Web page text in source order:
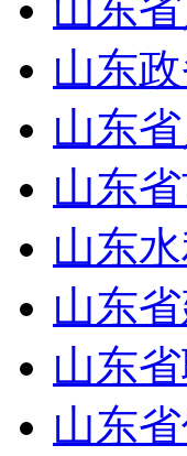
山东
山东
山东
山东
山东
山东
山东